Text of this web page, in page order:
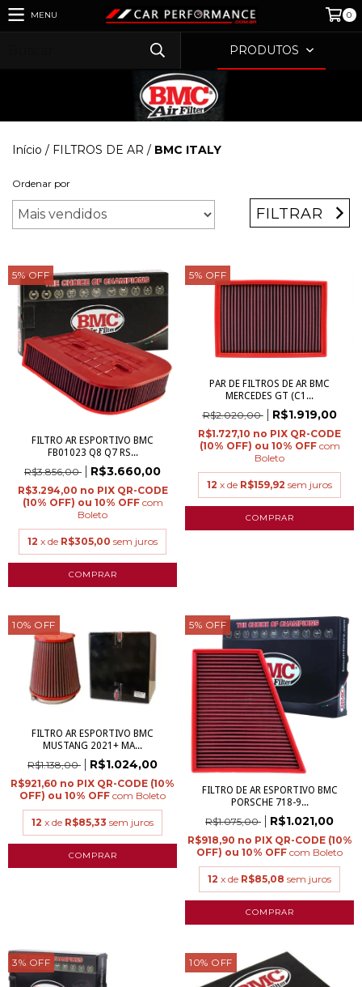
MENU 0
PRODUTOS
Início / FILTROS DE AR / BMC ITALY
Ordenar por
FILTRAR
5% OFF
FILTRO AR ESPORTIVO BMC
FB01023 Q8 Q7 RS...
R$3.856,00 R$3.660,00
R$3.294,00
com
Boleto
12 x de R$305,00 sem juros
5% OFF
PAR DE FILTROS DE AR BMC
MERCEDES GT (C1...
R$2.020,00 R$1.919,00
R$1.727,10
com
Boleto
12 x de R$159,92 sem juros
10% OFF
FILTRO AR ESPORTIVO BMC
MUSTANG 2021+ MA...
R$1.138,00 R$1.024,00
R$921,60
com Boleto
12 x de R$85,33 sem juros
5% OFF
FILTRO DE AR ESPORTIVO BMC
PORSCHE 718-9...
R$1.075,00 R$1.021,00
R$918,90
com Boleto
12 x de R$85,08 sem juros
3% OFF 10% OFF